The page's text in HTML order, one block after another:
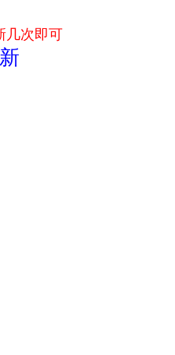
几次即可